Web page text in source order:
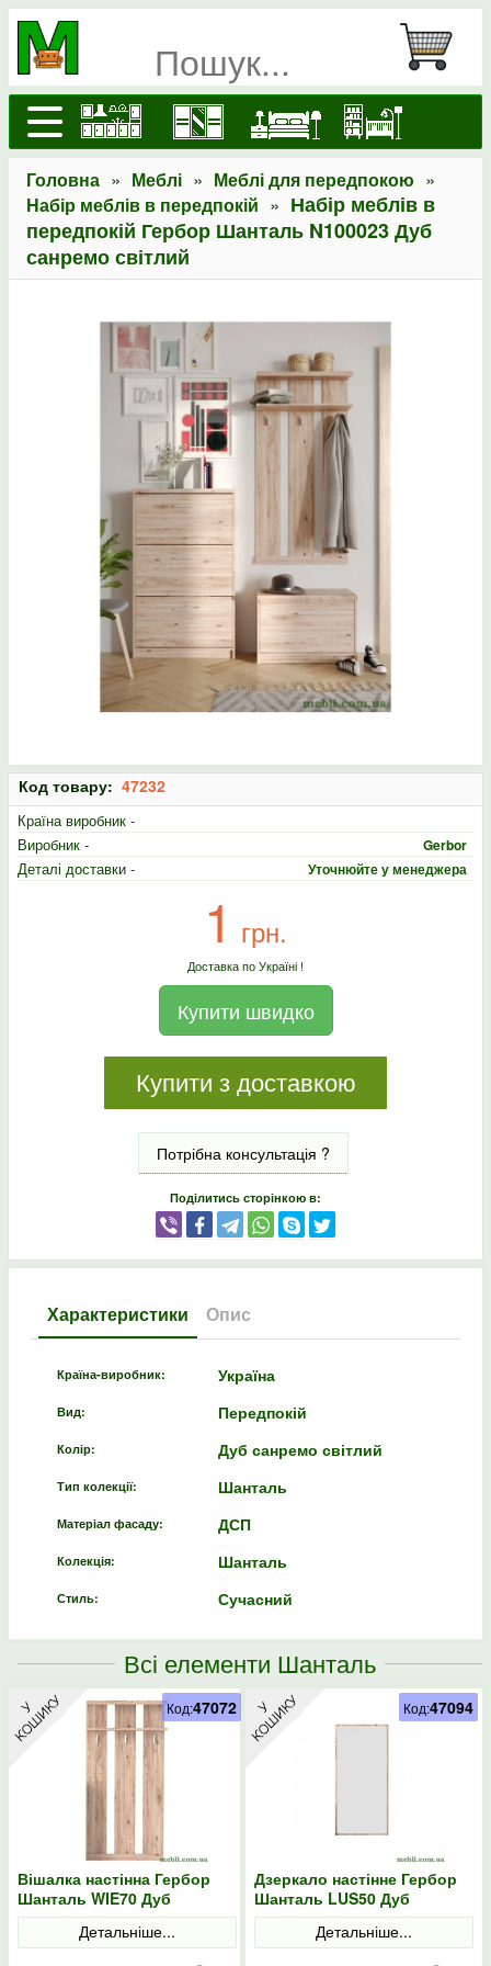
Головна » Меблі » Меблі для передпокою »
Набір меблів в передпокій » Набір меблів в
передпокій Гербор Шанталь N100023 Дуб
санремо світлий
Код товару: 47232
Країна виробник -
Виробник -
Gerbor
Деталі доставки - Уточнюйте у менеджера
1 грн.
Доставка по Україні !
Купити швидко
Купити з доставкою
Потрібна консультація ?
Поділитись сторінкою в:
Характеристики Опис
Країна-виробник: Україна
Вид: Передпокій
Колір: Дуб санремо світлий
Тип колекції: Шанталь
Матеріал фасаду: ДСП
Колекція: Шанталь
Стиль: Сучасний
Всі елементи Шанталь
Вішалка настінна Гербор
Шанталь WIE70 Дуб
санремо світлий
Детальніше...
Код:47072
Дзеркало настінне Гербор
Шанталь LUS50 Дуб
санремо світлий
Детальніше...
Код:47094